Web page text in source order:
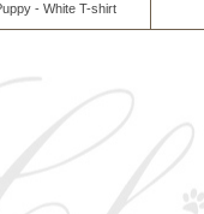
- White T-shirt